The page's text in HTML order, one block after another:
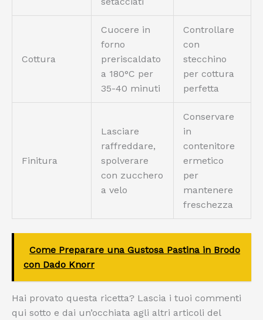
Cottura
Cuocere in
forno
preriscaldato
a 180°C per
35-40 minuti
Controllare
con
stecchino
per cottura
perfetta
Finitura
Lasciare
raffreddare,
spolverare
con zucchero
a velo
Conservare
in
contenitore
ermetico
per
mantenere
freschezza
Come Preparare una Gustosa Pastina in Brodo
con Dado Knorr
Hai provato questa ricetta? Lascia i tuoi commenti
qui sotto e dai un’occhiata agli altri articoli del